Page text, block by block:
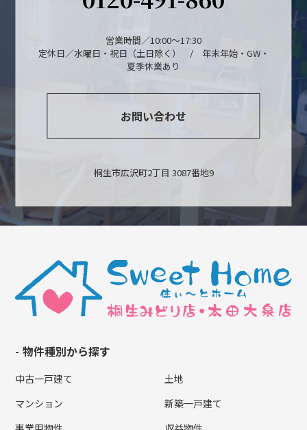
営業時間／10:00～17:30
定休日／水曜日・祝日（土日除く） / 年末年始・GW・
夏季休業あり
お問い合わせ
桐生市広沢町2丁目 3087番地9
物件種別から探す
中古一戸建て
土地
マンション
新築一戸建て